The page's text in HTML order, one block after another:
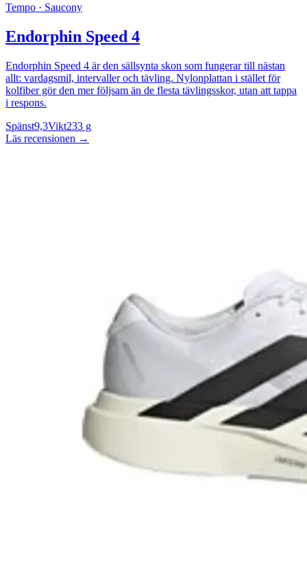
Tempo · Saucony
Endorphin Speed 4
Endorphin Speed 4 är den sällsynta skon som fungerar till nästan
allt: vardagsmil, intervaller och tävling. Nylonplattan i stället för
kolfiber gör den mer följsam än de flesta tävlingsskor, utan att tappa
i respons.
Spänst9,3Vikt233 g
Läs recensionen →